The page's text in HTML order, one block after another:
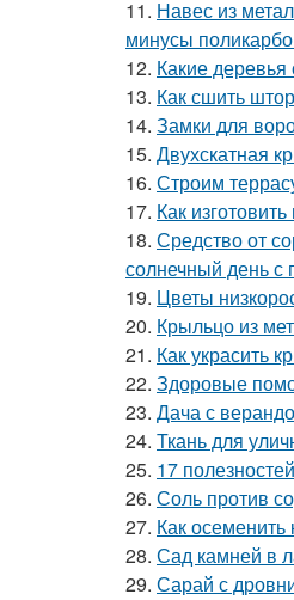
11. Навес из
минусы
12. Какие
13. Как сшить
14. Замки для
15. Двухскатная
16. Строим
17. Как
18. Средство от
солнечный день с
19. Цветы
20. Крыльцо из
21. Как украсить
22. Здоровые
23. Дача с
24. Ткань для
25. 17
26. Соль против
27. Как
28. Сад камней в
29. Сарай с